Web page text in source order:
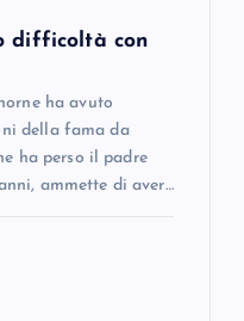
difficoltà con
ha avuto
della fama da
ha perso il padre
ammette di aver…